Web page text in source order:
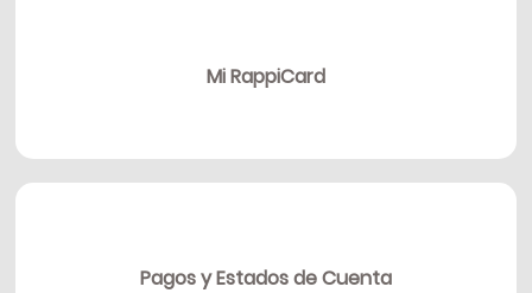
Mi RappiCard
Pagos y Estados de Cuenta